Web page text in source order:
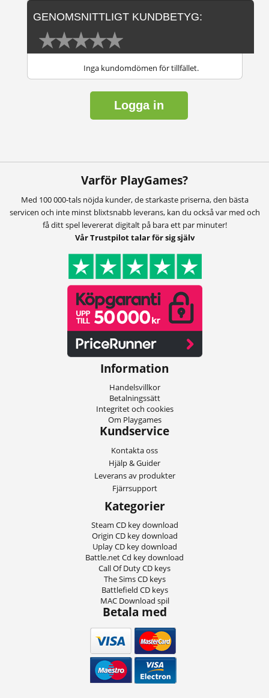
GENOMSNITTLIGT KUNDBETYG:
Inga kundomdömen för tillfället.
Logga in
Varför PlayGames?
Med 100 000-tals nöjda kunder, de starkaste priserna, den bästa
servicen och inte minst blixtsnabb leverans, kan du också var med och
få ditt spel levererat digitalt på bara ett par minuter!
Vår Trustpilot talar för sig själv
Information
Handelsvillkor
Betalningssätt
Integritet och cookies
Om Playgames
Kundservice
Kontakta oss
Hjälp & Guider
Leverans av produkter
Fjärrsupport
Kategorier
Steam CD key download
Origin CD key download
Uplay CD key download
Battle.net Cd key download
Call Of Duty CD keys
The Sims CD keys
Battlefield CD keys
MAC Download spil
Betala med